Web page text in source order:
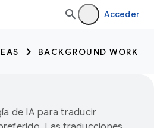
Acceder
BACKGROUND WORK
de IA para traducir